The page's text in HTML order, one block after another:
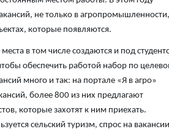
не только в
которые появляются.
в том числе создаются и под
обеспечить работой набор по
много и так: на портале «Я в агро»
более 800 из них предлагают
которые захотят к ним приехать.
сельский туризм, спрос на